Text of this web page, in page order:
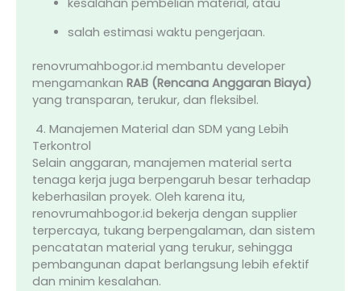
salah estimasi waktu pengerjaan.
renovrumahbogor.id membantu developer
mengamankan RAB (Rencana Anggaran Biaya)
yang transparan, terukur, dan fleksibel.
4. Manajemen Material dan SDM yang Lebih
Terkontrol
Selain anggaran, manajemen material serta
tenaga kerja juga berpengaruh besar terhadap
keberhasilan proyek. Oleh karena itu,
renovrumahbogor.id bekerja dengan supplier
terpercaya, tukang berpengalaman, dan sistem
pencatatan material yang terukur, sehingga
pembangunan dapat berlangsung lebih efektif
dan minim kesalahan.